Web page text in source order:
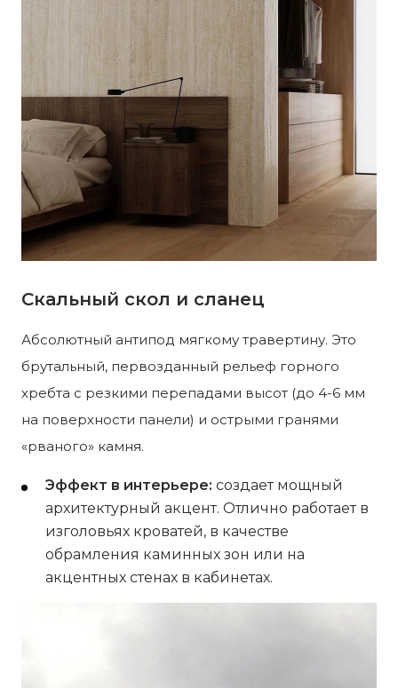
Скальный скол и сланец
Абсолютный антипод мягкому травертину. Это
брутальный, первозданный рельеф горного
хребта с резкими перепадами высот (до 4-6 мм
на поверхности панели) и острыми гранями
«рваного» камня.
Эффект в интерьере: создает мощный
архитектурный акцент. Отлично работает в
изголовьях кроватей, в качестве
обрамления каминных зон или на
акцентных стенах в кабинетах.